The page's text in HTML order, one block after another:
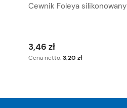
Cewnik Foleya silikonowany
3,46 zł
Cena netto:3,20 zł